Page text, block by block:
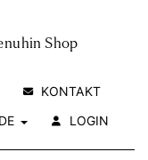
KONTAKT
DE LOGIN
Shop